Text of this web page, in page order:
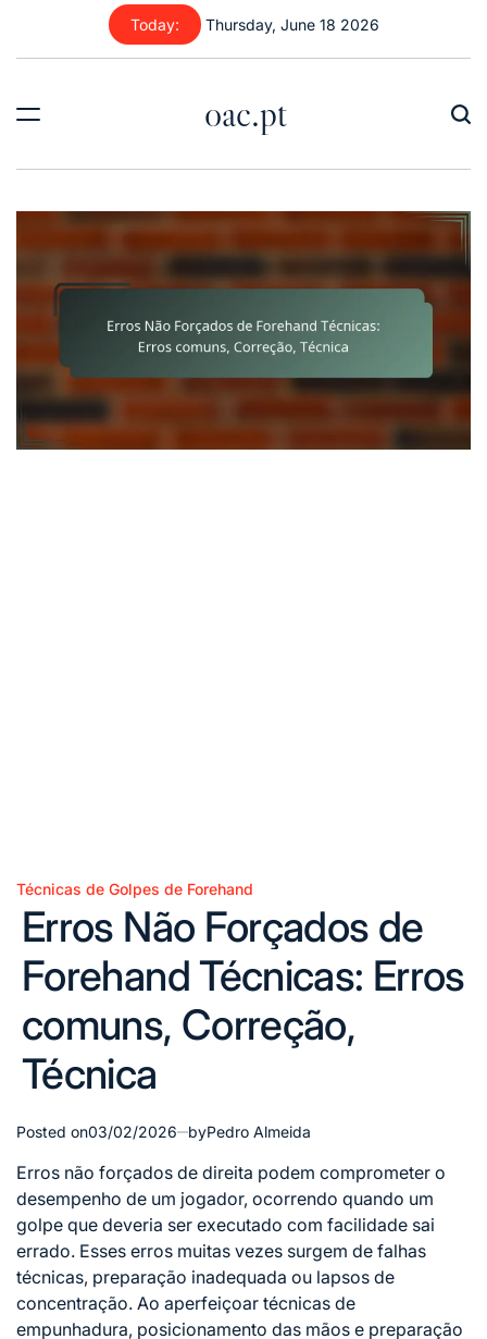
content
Today: Thursday, June 18 2026
oac.pt
Posted
Técnicas de Golpes de Forehand
Erros Não Forçados de
Forehand Técnicas: Erros
comuns, Correção,
Técnica
Posted on03/02/2026 byPedro Almeida
Erros não forçados de direita podem comprometer o
desempenho de um jogador, ocorrendo quando um
golpe que deveria ser executado com facilidade sai
errado. Esses erros muitas vezes surgem de falhas
técnicas, preparação inadequada ou lapsos de
concentração. Ao aperfeiçoar técnicas de
empunhadura, posicionamento das mãos e preparação